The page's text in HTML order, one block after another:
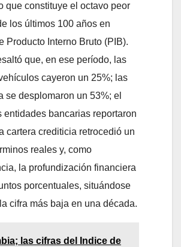
que constituye el octavo peor
los últimos 100 años en
Producto Interno Bruto (PIB).
que, en ese período, las
cayeron un 25%; las
se desplomaron un 53%; el
entidades bancarias reportaron
cartera crediticia retrocedió un
reales y, como
la profundización financiera
porcentuales, situándose
cifra más baja en una década.
las cifras del Indice de